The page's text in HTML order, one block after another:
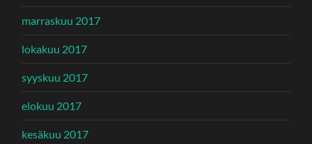
marraskuu 2017
lokakuu 2017
syyskuu 2017
elokuu 2017
kesäkuu 2017